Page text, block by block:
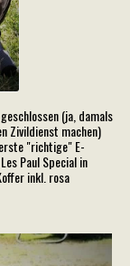
(ja, damals
Zivildienst machen)
"richtige" E-
Paul Special in
inkl. rosa